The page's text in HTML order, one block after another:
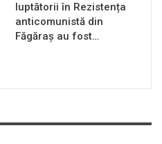
luptătorii în Rezistența
anticomunistă din
Făgăraș au fost…